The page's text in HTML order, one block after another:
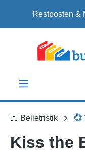
Zum Hauptinhalt
Restposten &
📖 Belletristik 💞
Kiss the